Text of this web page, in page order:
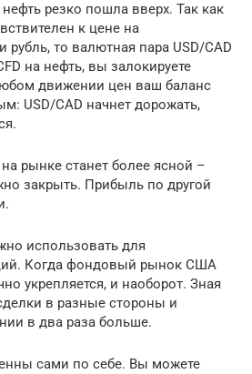
нефть резко пошла вверх. Так как
к цене на
рубль, то валютная пара USD/CAD
на нефть, вы залокируете
движении цен ваш баланс
USD/CAD начнет дорожать,
рынке станет более ясной –
закрыть. Прибыль по другой
использовать для
Когда фондовый рынок США
укрепляется, и наоборот. Зная
в разные стороны и
в два раза больше.
сами по себе. Вы можете